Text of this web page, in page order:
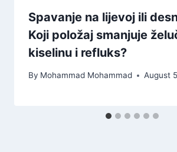
Spavanje na lijevoj ili
Koji položaj smanjuje
kiselinu i refluks?
By Mohammad Mohammad August